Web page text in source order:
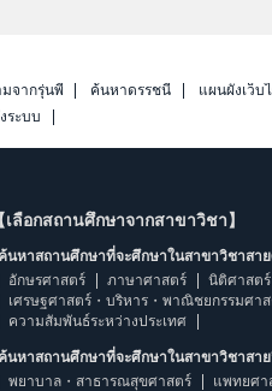
จากรุ่นพี่ ค้นหาดรรชนี แผนผังเว็บ
ระบบ
【เลือกสถานศึกษาจากสาขาวิชา】
ค้นหาสถานศึกษาที่จะศึกษาในสาขาวิชาสา
อักษรศาสตร์
ภาษาศาสตร์
นิติศาสตร์
เศรษฐศาสตร์・บริหาร・พาณิชยกรรมศา
ความสัมพันธ์ระหว่างประเทศ
ค้นหาสถานศึกษาที่จะศึกษาในสาขาวิชาสา
พยาบาล・สาธารณสุขศาสตร์
แพทยศา